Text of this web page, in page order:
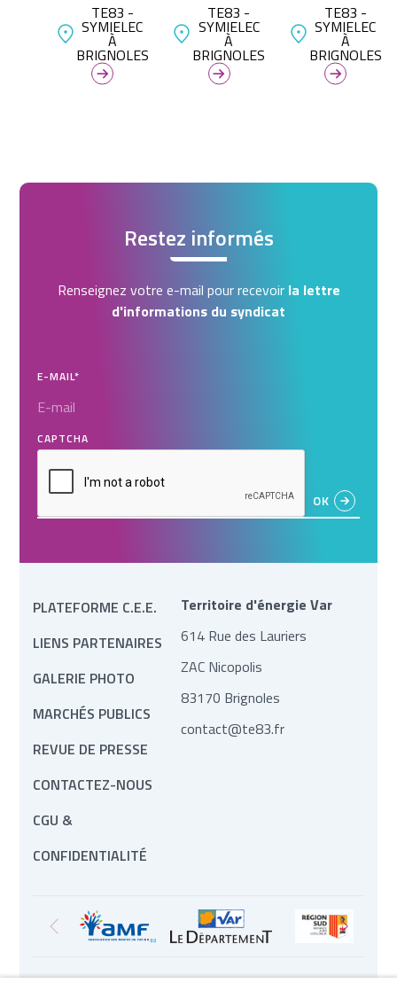
TE83 -
SYMIELEC
À
BRIGNOLES
TE83 -
SYMIELEC
À
BRIGNOLES
TE83 -
SYMIELEC
À
BRIGNOLES
Restez informés
Renseignez votre e-mail pour recevoir la lettre
d'informations du syndicat
E-MAIL*
CAPTCHA
PLATEFORME C.E.E.
LIENS PARTENAIRES
GALERIE PHOTO
MARCHÉS PUBLICS
REVUE DE PRESSE
CONTACTEZ-NOUS
CGU &
CONFIDENTIALITÉ
Territoire d'énergie Var
614 Rue des Lauriers
ZAC Nicopolis
83170 Brignoles
contact@te83.fr